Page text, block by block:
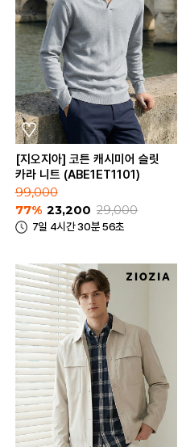
[지오지아] 코튼 캐시미어 슬릿
카라 니트 (ABE1ET1101)
99,000
77% 23,200 29,000
7일 4시간 30분 56초